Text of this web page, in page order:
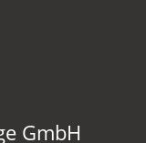
GmbH